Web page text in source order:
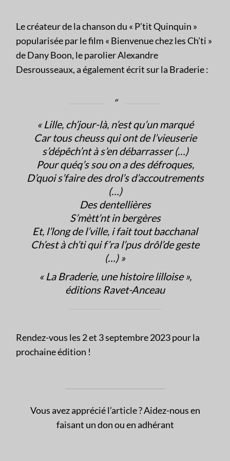
Le créateur de la chanson du « P’tit Quinquin »
popularisée par le film « Bienvenue chez les Ch’ti »
de Dany Boon, le parolier Alexandre
Desrousseaux, a également écrit sur la Braderie :
« Lille, ch’jour-là, n’est qu’un marqué
Car tous cheuss qui ont de l’vieuserie
s’dépêch’nt à s’en débarrasser (…)
Pour quéq’s sou on a des défroques,
D’quoi s’faire des drol’s d’accoutrements
(…)
Des dentellières
S’mètt’nt in bergères
Et, l’long de l’ville, i fait tout bacchanal
Ch’est à ch’ti qui f’ra l’pus drôl’de geste
(…) »
« La Braderie, une histoire lilloise »,
éditions Ravet-Anceau
Rendez-vous les 2 et 3 septembre 2023 pour la
prochaine édition !
Vous avez apprécié l’article ? Aidez-nous en
faisant un don ou en adhérant